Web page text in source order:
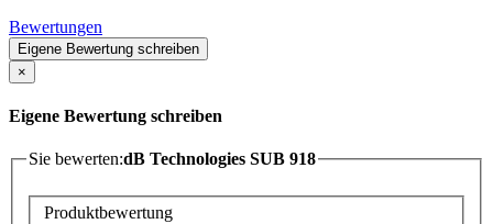
Bewertungen
Eigene Bewertung schreiben
×
Eigene Bewertung schreiben
Sie bewerten:dB Technologies SUB 918
Produktbewertung